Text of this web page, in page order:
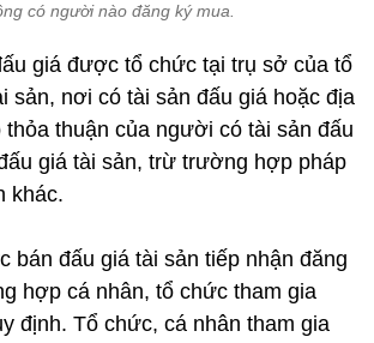
có người nào đăng ký mua.
giá được tổ chức tại trụ sở của tổ
sản, nơi có tài sản đấu giá hoặc địa
thỏa thuận của người có tài sản đấu
giá tài sản, trừ trường hợp pháp
khác.
bán đấu giá tài sản tiếp nhận đăng
hợp cá nhân, tổ chức tham gia
định. Tổ chức, cá nhân tham gia